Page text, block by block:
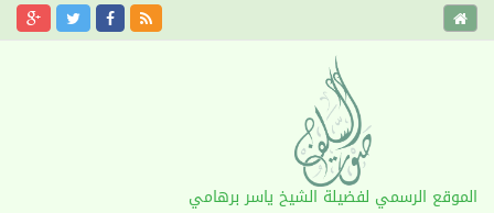
الموقع الرسمي لفضيلة الشيخ ياسر برهامي